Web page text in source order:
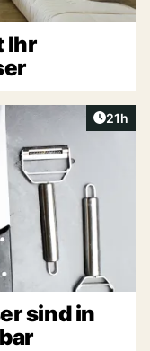
Ihr
Artikel
21h
sind in